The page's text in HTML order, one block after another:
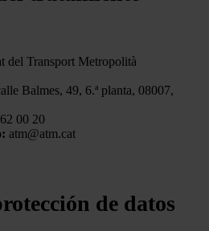
del Transport Metropolità
Balmes, 49, 6.ª planta, 08007,
00 20
atm@atm.cat
de datos